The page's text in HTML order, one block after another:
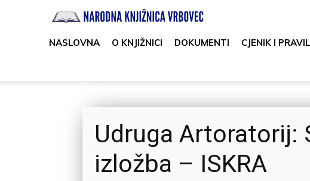
knjižnica
NASLOVNA O KNJIŽNICI DOKUMENTI CJENIK I
Udruga Artoratorij:
izložba – ISKRA